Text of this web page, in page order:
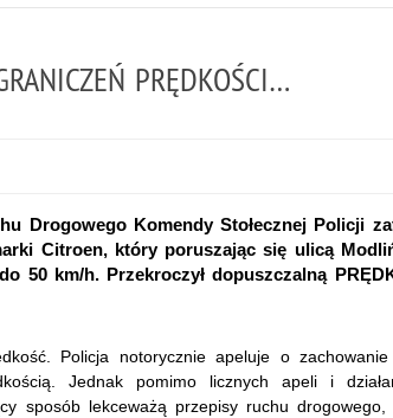
PRĘDKOŚCI…
Drogowego Komendy Stołecznej Policji
Citroen, który poruszając się ulicą
50 km/h. Przekroczył dopuszczalną
Policja notorycznie apeluje o
Jednak pomimo licznych apeli i
sposób lekceważą przepisy ruchu